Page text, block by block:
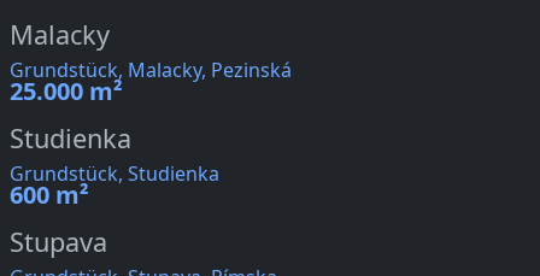
Malacky
Grundstück, Malacky, Pezinská
25.000 m²
Studienka
Grundstück, Studienka
600 m²
Stupava